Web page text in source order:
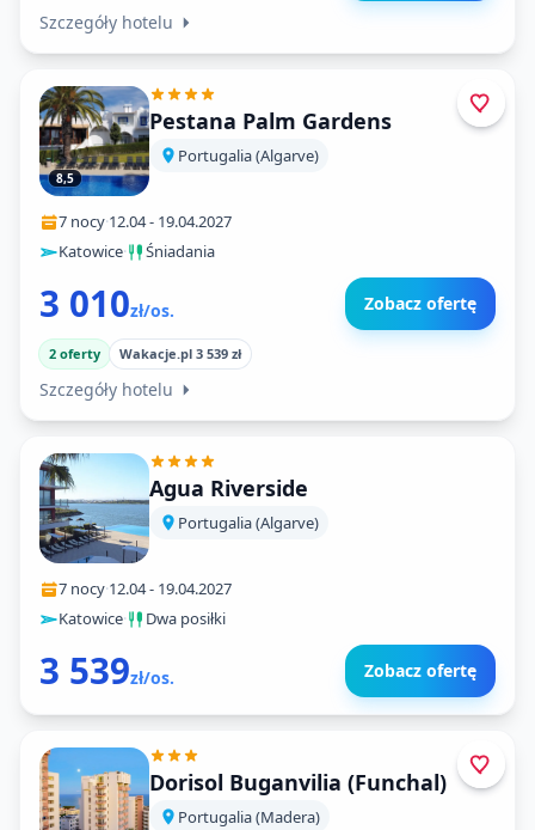
Szczegóły hotelu
8,5
Pestana Palm Gardens
Portugalia (Algarve)
7 nocy·12.04- 19.04.2027
Katowice· Śniadania
3 010zł/os. Zobacz ofertę
2 oferty Wakacje.pl 3 539 zł
Szczegóły hotelu
Agua Riverside
Portugalia (Algarve)
7 nocy·12.04- 19.04.2027
Katowice· Dwa posiłki
3 539zł/os. Zobacz ofertę
Dorisol Buganvilia (Funchal)
Portugalia (Madera)